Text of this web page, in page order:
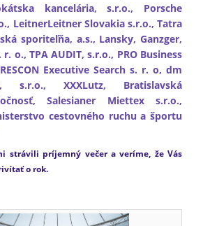
kancelária, s.r.o., Porsche
LeitnerLeitner Slovakia s.r.o., Tatra
sporiteľňa, a.s., Lansky, Ganzger,
o., TPA AUDIT, s.r.o., PRO Business
Executive Search s. r. o, dm
s.r.o., XXXLutz, Bratislavská
Salesianer Miettex s.r.o.,
cestovného ruchu a športu
strávili príjemný večer a veríme, že Vás
o rok.